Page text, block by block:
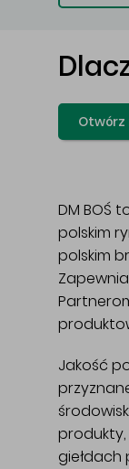
DM BOŚ
polskim
polskim
Jakość
giełdach